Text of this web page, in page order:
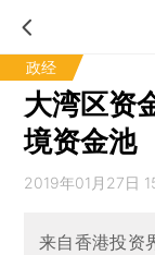
政经
大湾区资
境资金池
2019年01月27日
来自香港投资